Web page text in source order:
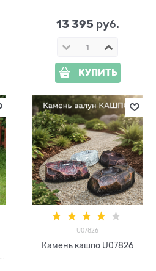
13 395 руб.
КУПИТЬ
U07826
Камень кашпо U07826